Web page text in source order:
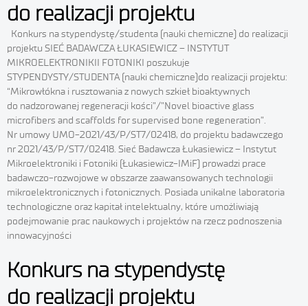
do realizacji projektu
Konkurs na stypendystę/studenta (nauki chemiczne) do realizacji
projektu SIEĆ BADAWCZA ŁUKASIEWICZ – INSTYTUT
MIKROELEKTRONIKII FOTONIKI poszukuje
STYPENDYSTY/STUDENTA (nauki chemiczne)do realizacji projektu:
“Mikrowłókna i rusztowania z nowych szkieł bioaktywnych
do nadzorowanej regeneracji kości”/”Novel bioactive glass
microfibers and scaffolds for supervised bone regeneration”.
Nr umowy UMO-2021/43/P/ST7/02418, do projektu badawczego
nr 2021/43/P/ST7/02418. Sieć Badawcza Łukasiewicz – Instytut
Mikroelektroniki i Fotoniki (Łukasiewicz-IMiF) prowadzi prace
badawczo-rozwojowe w obszarze zaawansowanych technologii
mikroelektronicznych i fotonicznych. Posiada unikalne laboratoria
technologiczne oraz kapitał intelektualny, które umożliwiają
podejmowanie prac naukowych i projektów na rzecz podnoszenia
innowacyjności
Konkurs na stypendystę
do realizacji projektu